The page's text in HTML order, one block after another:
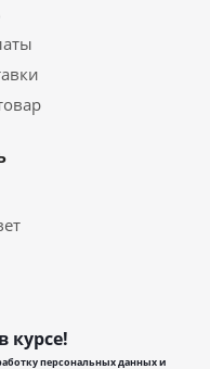
курсе!
персональных данных и